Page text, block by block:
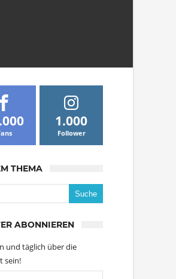
1.000
Follower
THEMA
ABONNIEREN
und täglich über die
sein!